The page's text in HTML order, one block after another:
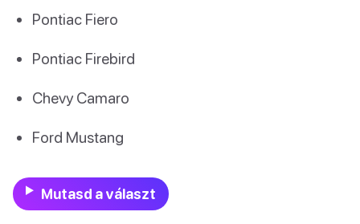
Pontiac Fiero
Pontiac Firebird
Chevy Camaro
Ford Mustang
Mutasd a választ